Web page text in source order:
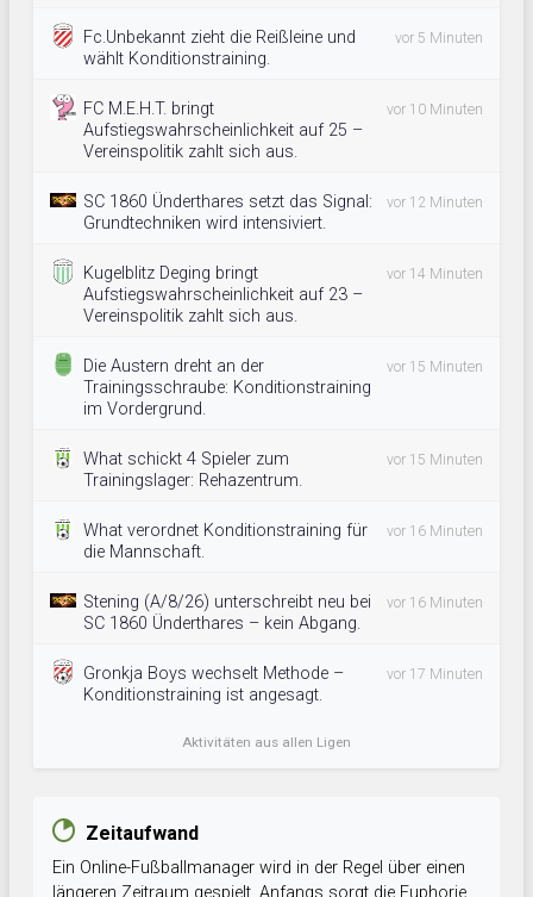
Fc.Unbekannt zieht die Reißleine und
wählt Konditionstraining.
vor 5 Minuten
FC M.E.H.T. bringt
Aufstiegswahrscheinlichkeit auf 25 –
Vereinspolitik zahlt sich aus.
vor 10 Minuten
SC 1860 Ünderthares setzt das Signal:
Grundtechniken wird intensiviert.
vor 12 Minuten
Kugelblitz Deging bringt
Aufstiegswahrscheinlichkeit auf 23 –
Vereinspolitik zahlt sich aus.
vor 14 Minuten
Die Austern dreht an der
Trainingsschraube: Konditionstraining
im Vordergrund.
vor 15 Minuten
What schickt 4 Spieler zum
Trainingslager: Rehazentrum.
vor 15 Minuten
What verordnet Konditionstraining für
die Mannschaft.
vor 16 Minuten
Stening (A/8/26) unterschreibt neu bei
SC 1860 Ünderthares – kein Abgang.
vor 16 Minuten
Gronkja Boys wechselt Methode –
Konditionstraining ist angesagt.
vor 17 Minuten
Aktivitäten aus allen Ligen
Zeitaufwand
Ein Online-Fußballmanager wird in der Regel über einen